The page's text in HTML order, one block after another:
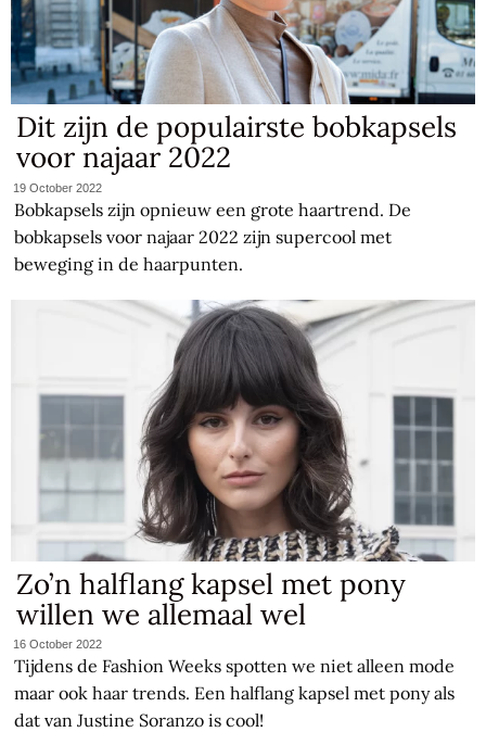
Dit zijn de populairste bobkapsels
voor najaar 2022
19 October 2022
Bobkapsels zijn opnieuw een grote haartrend. De
bobkapsels voor najaar 2022 zijn supercool met
beweging in de haarpunten.
Zo’n halflang kapsel met pony
willen we allemaal wel
16 October 2022
Tijdens de Fashion Weeks spotten we niet alleen mode
maar ook haar trends. Een halflang kapsel met pony als
dat van Justine Soranzo is cool!